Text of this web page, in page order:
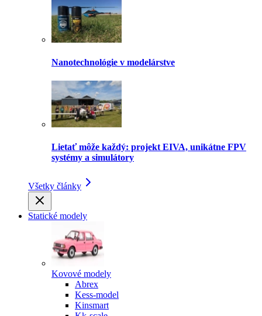
Nanotechnológie v modelárstve
Lietať môže každý: projekt EIVA, unikátne FPV
systémy a simulátory
Všetky články
Statické modely
Kovové modely
Abrex
Kess-model
Kinsmart